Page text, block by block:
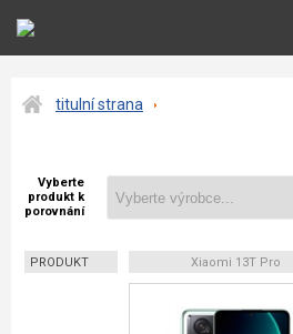
titulní strana
Vyberte
produkt k
porovnání
PRODUKT Xiaomi 13T Pro